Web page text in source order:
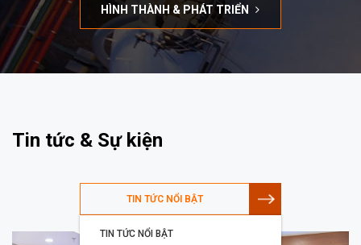
HÌNH THÀNH & PHÁT TRIỂN
Tin tức & Sự kiện
TIN TỨC NỔI BẬT
TIN TỨC NỔI BẬT